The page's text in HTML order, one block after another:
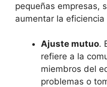
pequeñas empresas,
aumentar la
Ajuste mutuo.
refiere a la
miembros del
problemas o